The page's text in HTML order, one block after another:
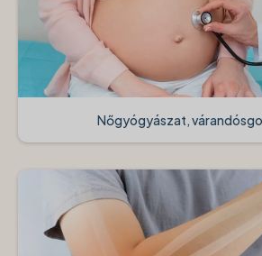
Nőgyógyászat,